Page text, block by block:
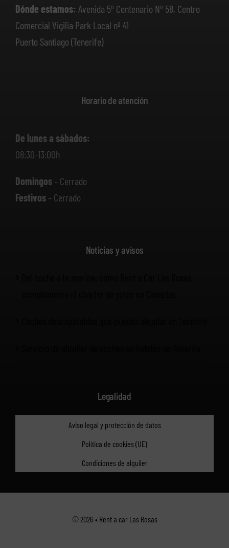
Dónde estamos: Avenida 5º Centenario Nº 58, Centro
Comercial Vigilia Park Local nº 41
Puerto Santiago (Tenerife)
Horario de atención
De lunes a sábados:
08:30-13:00h
Domingos– Cerrado
Festivos– Cerrado
Noticias y avisos
Legalidad
Aviso legal y protección de datos
Política de cookies (UE)
Condiciones de alquiler
© 2026 • Rent a car Las Rosas